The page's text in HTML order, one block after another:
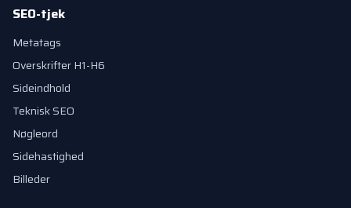
SEO-tjek
Metatags
Overskrifter H1-H6
Sideindhold
Teknisk SEO
Nøgleord
Sidehastighed
Billeder